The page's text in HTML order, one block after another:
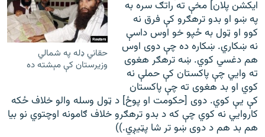
حقاني ډله په شمالي
وزيرستان کې مېشته ده
ايکشن پلان] مخې ته راتګ سره به
په ښو او بدو ترهګرو کې فرق نه
کوو او ټول به ځپو خو اوس داسې
نه ښکاري. ښکاره ده چې دوی اوس
هم دغسي کوي. ښه ترهګر هغوی
ته وايي چې پاکستان کې حملې نه
کوي او بد هغوی ته چې پاکستان
کې يې کوي. دوی [حکومت او پوځ] د ټول وسله والو خلاف ځکه
کاروايي نه کوي چې که د بدو ترهګرو خلاف ګامونه اوچتوي نو بيا
هم بد هم د دوی ښو تر شا پټيږي.))